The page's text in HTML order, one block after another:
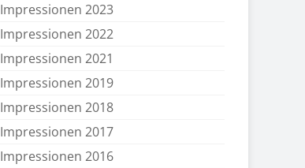
Impressionen 2023
Impressionen 2022
Impressionen 2021
Impressionen 2019
Impressionen 2018
Impressionen 2017
Impressionen 2016